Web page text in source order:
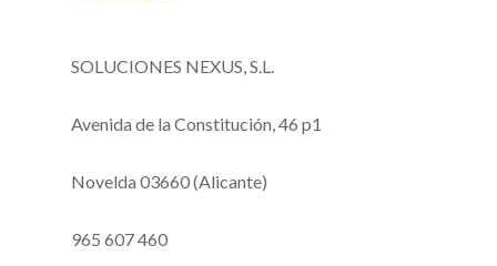
SOLUCIONES NEXUS, S.L.
Avenida de la Constitución, 46 p1
Novelda 03660 (Alicante)
965 607 460